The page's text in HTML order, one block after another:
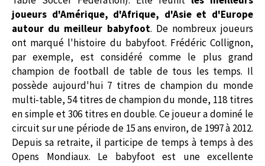
joueurs d'Amérique, d'Afrique, d'Asie et d'Europe
autour du meilleur babyfoot. De nombreux joueurs
ont marqué l'histoire du babyfoot. Frédéric Collignon,
par exemple, est considéré comme le plus grand
champion de football de table de tous les temps. Il
possède aujourd'hui 7 titres de champion du monde
multi-table, 54 titres de champion du monde, 118 titres
en simple et 306 titres en double. Ce joueur a dominé le
circuit sur une période de 15 ans environ, de 1997 à 2012.
Depuis sa retraite, il participe de temps à temps à des
Opens Mondiaux. Le babyfoot est une excellente